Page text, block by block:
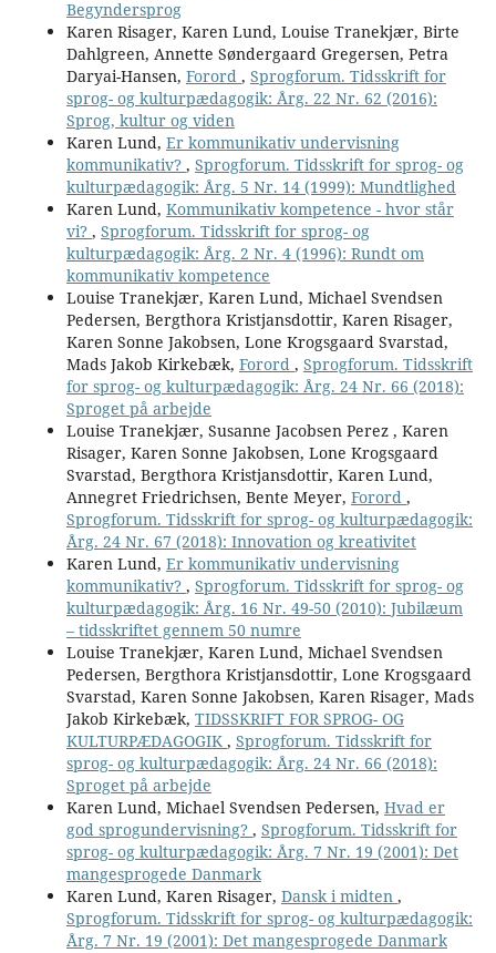
Begyndersprog
Karen Risager, Karen Lund, Louise Tranekjær, Birte
Dahlgreen, Annette Søndergaard Gregersen, Petra
Daryai-Hansen, Forord , Sprogforum. Tidsskrift for
sprog- og kulturpædagogik: Årg. 22 Nr. 62 (2016):
Sprog, kultur og viden
Karen Lund, Er kommunikativ undervisning
kommunikativ? , Sprogforum. Tidsskrift for sprog- og
kulturpædagogik: Årg. 5 Nr. 14 (1999): Mundtlighed
Karen Lund, Kommunikativ kompetence - hvor står
vi? , Sprogforum. Tidsskrift for sprog- og
kulturpædagogik: Årg. 2 Nr. 4 (1996): Rundt om
kommunikativ kompetence
Louise Tranekjær, Karen Lund, Michael Svendsen
Pedersen, Bergthora Kristjansdottir, Karen Risager,
Karen Sonne Jakobsen, Lone Krogsgaard Svarstad,
Mads Jakob Kirkebæk, Forord , Sprogforum. Tidsskrift
for sprog- og kulturpædagogik: Årg. 24 Nr. 66 (2018):
Sproget på arbejde
Louise Tranekjær, Susanne Jacobsen Perez , Karen
Risager, Karen Sonne Jakobsen, Lone Krogsgaard
Svarstad, Bergthora Kristjansdottir, Karen Lund,
Annegret Friedrichsen, Bente Meyer, Forord ,
Sprogforum. Tidsskrift for sprog- og kulturpædagogik:
Årg. 24 Nr. 67 (2018): Innovation og kreativitet
Karen Lund, Er kommunikativ undervisning
kommunikativ? , Sprogforum. Tidsskrift for sprog- og
kulturpædagogik: Årg. 16 Nr. 49-50 (2010): Jubilæum
– tidsskriftet gennem 50 numre
Louise Tranekjær, Karen Lund, Michael Svendsen
Pedersen, Bergthora Kristjansdottir, Lone Krogsgaard
Svarstad, Karen Sonne Jakobsen, Karen Risager, Mads
Jakob Kirkebæk, TIDSSKRIFT FOR SPROG- OG
KULTURPÆDAGOGIK , Sprogforum. Tidsskrift for
sprog- og kulturpædagogik: Årg. 24 Nr. 66 (2018):
Sproget på arbejde
Karen Lund, Michael Svendsen Pedersen, Hvad er
god sprogundervisning? , Sprogforum. Tidsskrift for
sprog- og kulturpædagogik: Årg. 7 Nr. 19 (2001): Det
mangesprogede Danmark
Karen Lund, Karen Risager, Dansk i midten ,
Sprogforum. Tidsskrift for sprog- og kulturpædagogik:
Årg. 7 Nr. 19 (2001): Det mangesprogede Danmark